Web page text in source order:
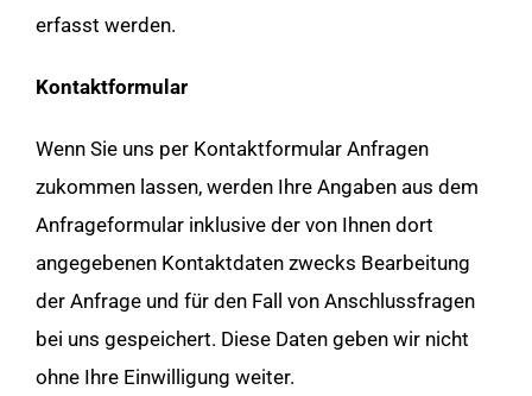
erfasst werden.
Kontaktformular
Wenn Sie uns per Kontaktformular Anfragen
zukommen lassen, werden Ihre Angaben aus dem
Anfrageformular inklusive der von Ihnen dort
angegebenen Kontaktdaten zwecks Bearbeitung
der Anfrage und für den Fall von Anschlussfragen
bei uns gespeichert. Diese Daten geben wir nicht
ohne Ihre Einwilligung weiter.